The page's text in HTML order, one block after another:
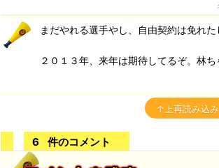
まだやれる選手やし、自由契約は免れた
２０１３年、来年は期待してるぞ。林ち
↑上再読み込み
6 件のコメント